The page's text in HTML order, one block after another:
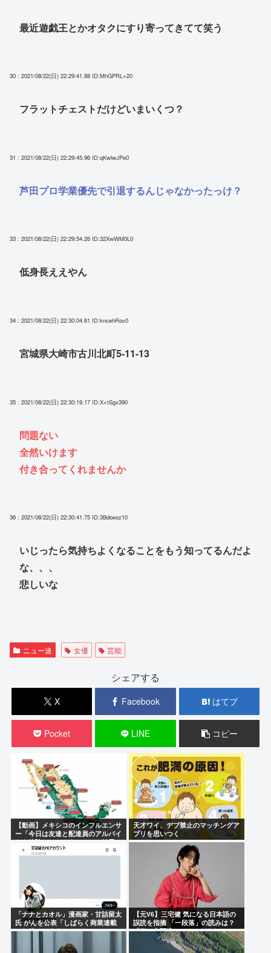
最近遊戯王とかオタクにすり寄ってきてて笑う
30 : 2021/08/22(日) 22:29:41.88 ID:MhGPRL+20
フラットチェストだけどいまいくつ？
31 : 2021/08/22(日) 22:29:45.96 ID:qKwlwJPe0
芦田プロ学業優先で引退するんじゃなかったっけ？
33 : 2021/08/22(日) 22:29:54.26 ID:32XwWM0L0
低身長ええやん
34 : 2021/08/22(日) 22:30:04.61 ID:kncehRov0
宮城県大崎市古川北町5-11-13
35 : 2021/08/22(日) 22:30:19.17 ID:X+tSgx390
問題ない
全然いけます
付き合ってくれませんか
36 : 2021/08/22(日) 22:30:41.75 ID:3Bdoeoz10
いじったら気持ちよくなることをもう知ってるんだよ
な、、、
悲しいな
ニュー速 女優 芸能
シェアする
X Facebook はてブ
Pocket LINE コピー
【動画】メキシコのインフルエンサ
ー「今日は友達と配達員のアルバイ
トを体験してみるよ！！」←結果…
天才ワイ、デブ禁止のマッチングア
プリを思いつく
「ナナとカオル」漫画家・甘詰留太
氏 がんを公表「しばらく商業連載
はお休みします」
【元V6】三宅健 気になる日本語の
誤読を指摘 「一段落」の読みは？
「使い方間違ってるんだよなとか」